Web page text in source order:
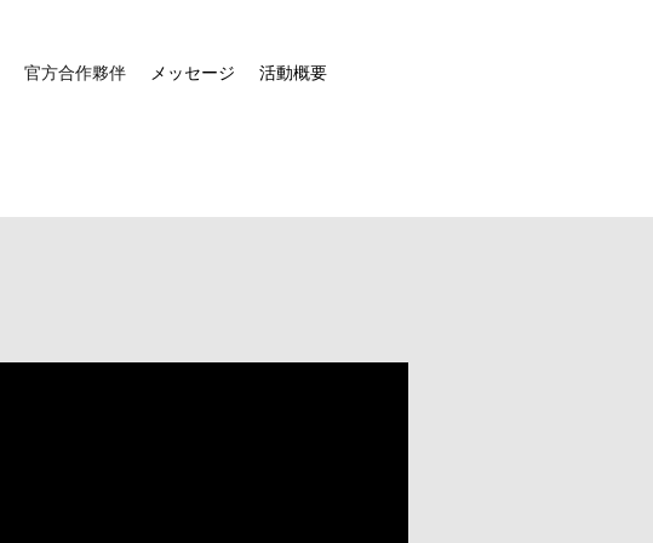
官方合作夥伴 メッセージ 活動概要